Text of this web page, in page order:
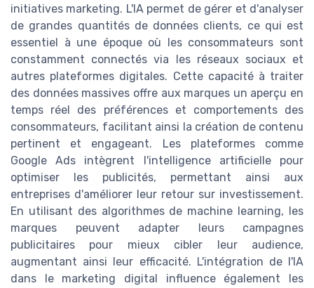
initiatives marketing. L'IA permet de gérer et d'analyser
de grandes quantités de données clients, ce qui est
essentiel à une époque où les consommateurs sont
constamment connectés via les réseaux sociaux et
autres plateformes digitales. Cette capacité à traiter
des données massives offre aux marques un aperçu en
temps réel des préférences et comportements des
consommateurs, facilitant ainsi la création de contenu
pertinent et engageant. Les plateformes comme
Google Ads intègrent l'intelligence artificielle pour
optimiser les publicités, permettant ainsi aux
entreprises d'améliorer leur retour sur investissement.
En utilisant des algorithmes de machine learning, les
marques peuvent adapter leurs campagnes
publicitaires pour mieux cibler leur audience,
augmentant ainsi leur efficacité. L'intégration de l'IA
dans le marketing digital influence également les